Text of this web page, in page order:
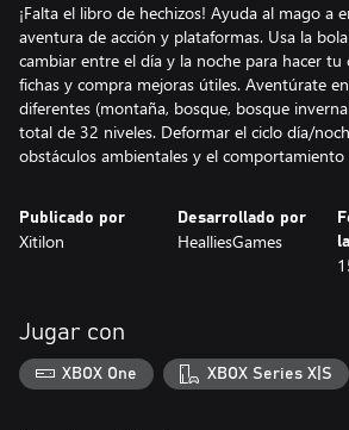
¡Falta el libro de hechizos! Ayuda al mago a
aventura de acción y plataformas. Usa la
cambiar entre el día y la noche para hacer tu
fichas y compra mejoras útiles. Aventúrate
diferentes (montaña, bosque, bosque
total de 32 niveles. Deformar el ciclo día/
obstáculos ambientales y el comportamiento
Publicado por
Xitilon
Desarrollado por
HealliesGames
Jugar con
XBOX One XBOX Series X|S